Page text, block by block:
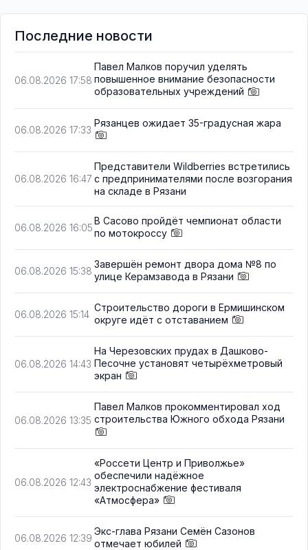
Последние новости
06.08.2026 17:58
Павел Малков поручил уделять
повышенное внимание безопасности
образовательных учреждений
06.08.2026 17:33
Рязанцев ожидает 35-градусная жара
06.08.2026 16:47
Представители Wildberries встретились
с предпринимателями после возгорания
на складе в Рязани
06.08.2026 16:05
В Сасово пройдёт чемпионат области
по мотокроссу
06.08.2026 15:38
Завершён ремонт двора дома №8 по
улице Керамзавода в Рязани
06.08.2026 15:14
Строительство дороги в Ермишинском
округе идёт с отставанием
06.08.2026 14:43
На Черезовских прудах в Дашково-
Песочне установят четырёхметровый
экран
06.08.2026 13:35
Павел Малков прокомментировал ход
строительства Южного обхода Рязани
06.08.2026 12:43
«Россети Центр и Приволжье»
обеспечили надёжное
электроснабжение фестиваля
«Атмосфера»
06.08.2026 12:39
Экс-глава Рязани Семён Сазонов
отмечает юбилей